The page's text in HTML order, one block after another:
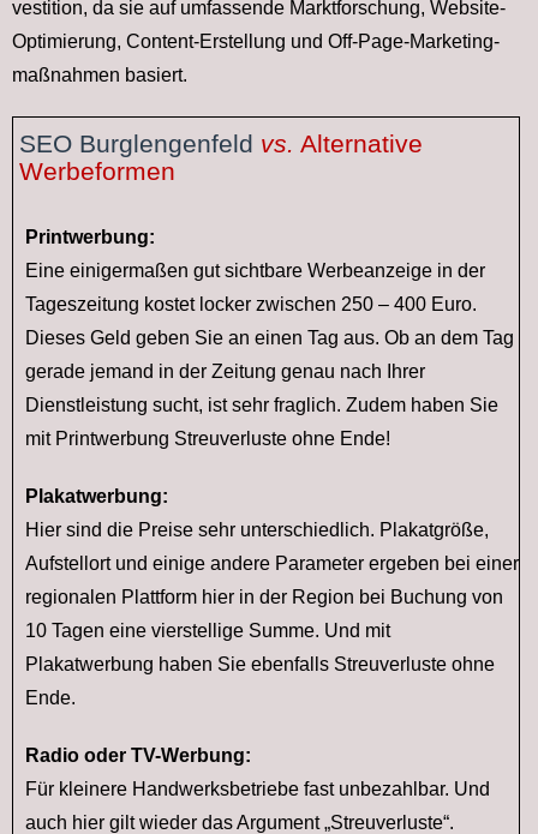
ves­ti­ti­on, da sie auf um­fas­sen­de Markt­for­schung, Web­site-
Op­ti­mie­rung, Con­tent-Er­stel­lung und Off-Pa­ge-Mar­ke­ting­
maß­nah­men ba­siert.
SEO Burglengenfeld vs. Alternative
Werbeformen
Printwerbung:
Eine einigermaßen gut sichtbare Werbeanzeige in der
Tageszeitung kostet locker zwischen 250 – 400 Euro.
Dieses Geld geben Sie an einen Tag aus. Ob an dem Tag
gerade jemand in der Zeitung genau nach Ihrer
Dienstleistung sucht, ist sehr fraglich. Zudem haben Sie
mit Printwerbung Streuverluste ohne Ende!
Plakatwerbung:
Hier sind die Preise sehr unterschiedlich. Plakatgröße,
Aufstellort und einige andere Parameter ergeben bei einer
regionalen Plattform hier in der Region bei Buchung von
10 Tagen eine vierstellige Summe. Und mit
Plakatwerbung haben Sie ebenfalls Streuverluste ohne
Ende.
Radio oder TV-Werbung:
Für kleinere Handwerksbetriebe fast unbezahlbar. Und
auch hier gilt wieder das Argument „Streuverluste“.